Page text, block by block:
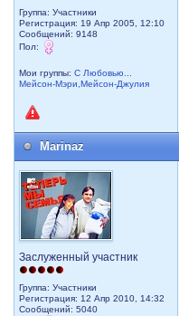
Группа: Участники
Регистрация: 19 Апр 2005, 12:10
Сообщений: 9148
Пол:
Мои группы:С Любовью...
Мейсон-Мэри,Мейсон-Джулия
Marinaz
Заслуженный участник
Группа: Участники
Регистрация: 12 Апр 2010, 14:32
Сообщений: 5040